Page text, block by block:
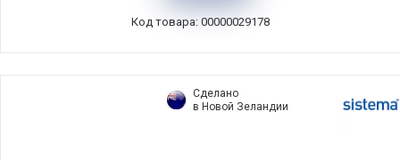
Код товара: 00000029178
Сделано
в Новой Зеландии